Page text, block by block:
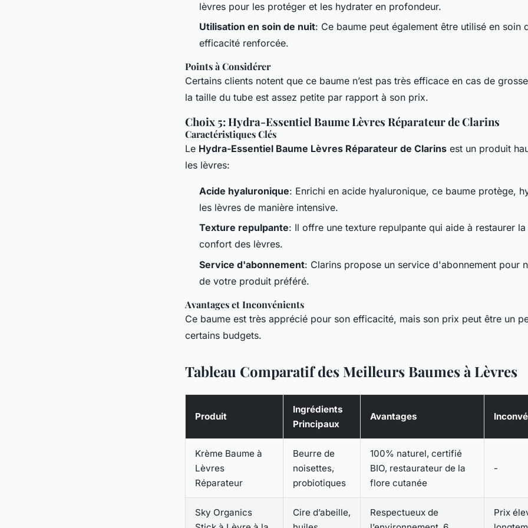
lèvres pour les protéger et les hydrater en profondeur.
Utilisation en soin de nuit: Ce baume peut également être utilisé en soin
efficacité renforcée.
Points à Considérer
Certains clients notent que ce baume n’est pas très efficace en cas de
la taille du tube est assez petite par rapport à son prix.
Choix 5: Hydra-Essentiel Baume Lèvres Réparateur de Clarins
Caractéristiques Clés
Le Hydra-Essentiel Baume Lèvres Réparateur de Clarins est un produit
les lèvres:
Acide hyaluronique: Enrichi en acide hyaluronique, ce baume protège,
les lèvres de manière intensive.
Texture repulpante: Il offre une texture repulpante qui aide à restaurer
confort des lèvres.
Service d'abonnement: Clarins propose un service d'abonnement pour
de votre produit préféré.
Avantages et Inconvénients
Ce baume est très apprécié pour son efficacité, mais son prix peut être un
certains budgets.
Tableau Comparatif des Meilleurs Baumes à Lèvres
Produit
Ingrédients
Principaux
Avantages
Krème Baume à
Lèvres
Réparateur
Beurre de
noisettes,
probiotiques
100% naturel, certifié
BIO, restaurateur de la
flore cutanée
-
Sky Organics
Cire d’abeille,
Respectueux de
Prix